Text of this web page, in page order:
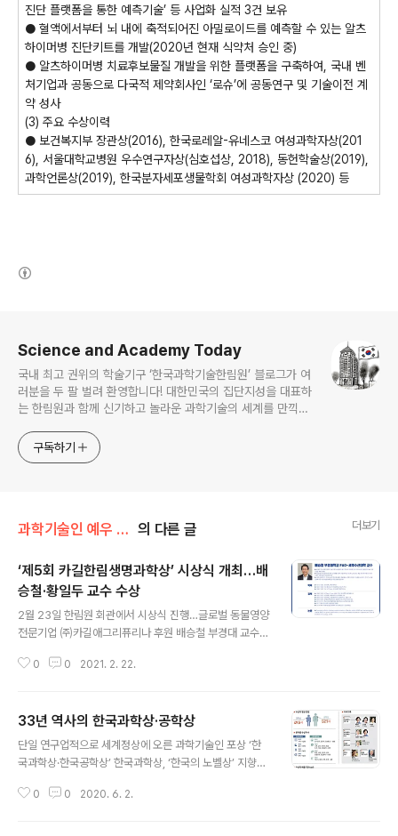
진단 플랫폼을 통한 예측기술’ 등 사업화 실적 3건 보유
● 혈액에서부터 뇌 내에 축적되어진 아밀로이드를 예측할 수 있는 알츠
하이머병 진단키트를 개발(2020년 현재 식약처 승인 중)
● 알츠하이머병 치료후보물질 개발을 위한 플랫폼을 구축하여, 국내 벤
처기업과 공동으로 다국적 제약회사인 ‘로슈’에 공동연구 및 기술이전 계
약 성사
(3) 주요 수상이력
● 보건복지부 장관상(2016), 한국로레알-유네스코 여성과학자상(201
6), 서울대학교병원 우수연구자상(심호섭상, 2018), 동헌학술상(2019),
과학언론상(2019), 한국분자세포생물학회 여성과학자상 (2020) 등
Science and Academy Today
국내 최고 권위의 학술기구 ‘한국과학기술한림원’ 블로그가 여
러분을 두 팔 벌려 환영합니다! 대한민국의 집단지성을 대표하
는 한림원과 함께 신기하고 놀라운 과학기술의 세계를 만끽하
구독하기
과학기술인 예우 및 시상/시상 의 다른 글 더보기
‘제5회 카길한림생명과학상’ 시상식 개최…배
승철·황일두 교수 수상
2월 23일 한림원 회관에서 시상식 진행…글로벌 동물영양
전문기업 ㈜카길애그리퓨리나 후원 배승철 부경대 교수,
발전에 기여 황일두 POSTECH 교수, 관다발 발달제어 기
카길애그리퓨리나 문화재단(이사장 박용순 카길 한국 대
표, 이하 문화재단)이 후원하는 ‘제5회 카길한림생명과학
상’ 시상식이 23일 한림원 회관에서 개최됐다. 수상자는
두 POSTECH 생명과학과 교수가 선정됐으며, 각각 상패
0 0 2021. 2. 22.
33년 역사의 한국과학상·공학상
단일 연구업적으로 세계정상에 오른 과학기술인 포상 ‘한
국과학상·한국공학상’ 한국과학상, ‘한국의 노벨상’ 지향하
정된 한국공학상, 국가경제 및 산업발전에 기여한 공학자
0 0 2020. 6. 2.